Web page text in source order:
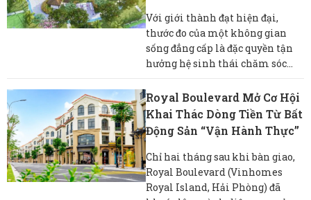
Với giới thành đạt hiện đại,
thước đo của một không gian
sống đẳng cấp là đặc quyền tận
hưởng hệ sinh thái chăm sóc...
Royal Boulevard Mở Cơ Hội
Khai Thác Dòng Tiền Từ Bất
Động Sản “vận Hành Thực”
Chỉ hai tháng sau khi bàn giao,
Royal Boulevard (Vinhomes
Royal Island, Hải Phòng) đã